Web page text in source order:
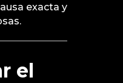
exacta y
el